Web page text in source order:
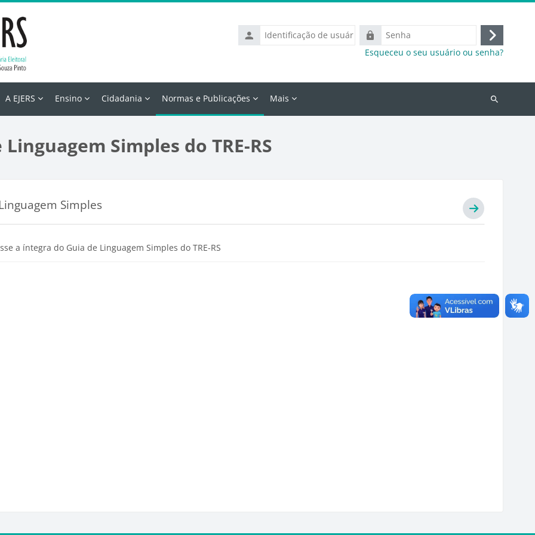
Identificação
de
Senha
Acessar
Esqueceu o seu usuário ou senha?
A EJERS Ensino Cidadania Normas e Publicações Mais
Buscar
Simples do TRE-RS
da seção
Simples Ir para a
a íntegra do Guia de Linguagem Simples do TRE-RS